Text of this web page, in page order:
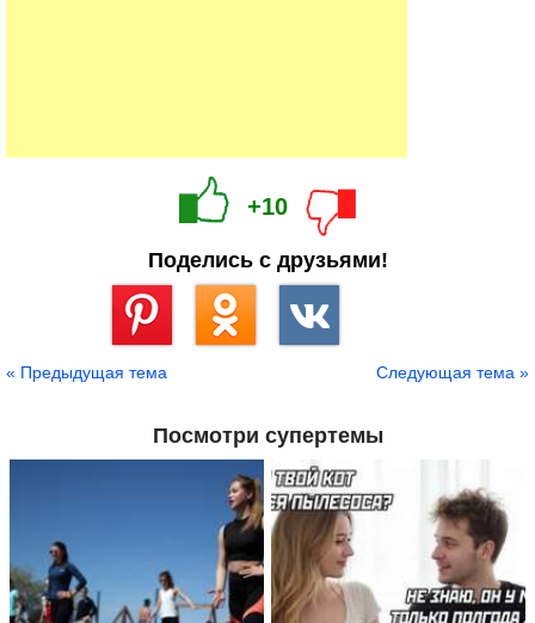
+10
Поделись с друзьями!
« Предыдущая тема Следующая тема »
Посмотри супертемы